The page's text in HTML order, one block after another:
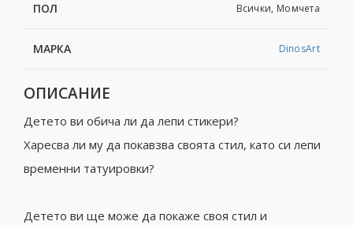
ПОЛ Всички, Момчета
МАРКА DinosArt
ОПИСАНИЕ
Детето ви обича ли да лепи стикери?
Харесва ли му да покавзва своята стил, като си лепи
временни татуировки?
Детето ви ще може да покаже своя стил и